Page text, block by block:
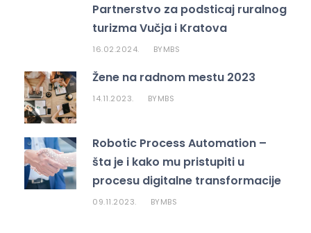
Partnerstvo za podsticaj ruralnog
turizma Vučja i Kratova
16.02.2024. BYMBS
Žene na radnom mestu 2023
14.11.2023. BYMBS
Robotic Process Automation –
šta je i kako mu pristupiti u
procesu digitalne transformacije
09.11.2023. BYMBS